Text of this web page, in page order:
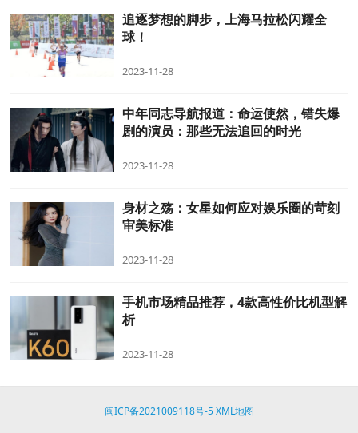
追逐梦想的脚步，上海马拉松闪耀全
球！
2023-11-28
中年同志导航报道：命运使然，错失爆
剧的演员：那些无法追回的时光
2023-11-28
身材之殇：女星如何应对娱乐圈的苛刻
审美标准
2023-11-28
手机市场精品推荐，4款高性价比机型解
析
2023-11-28
闽ICP备2021009118号-5 XML地图